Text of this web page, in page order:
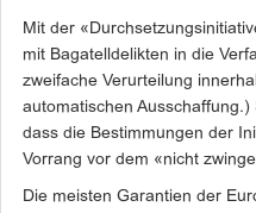
Mit der
mit Bagatelldelikten in die
zweifache Verurteilung
automatischen
dass die Bestimmungen der
Vorrang vor dem «nicht
Die meisten Garantien der